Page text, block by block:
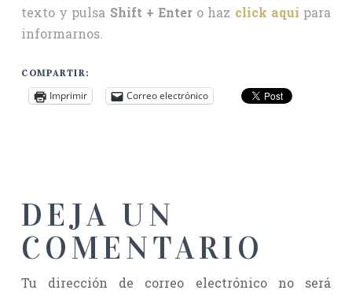
texto y pulsa Shift + Enter o haz click aquí para
informarnos.
COMPARTIR:
Imprimir Correo electrónico
DEJA UN
COMENTARIO
Tu dirección de correo electrónico no será